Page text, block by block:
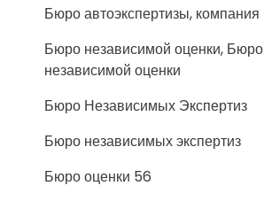
Бюро автоэкспертизы, компания
Бюро независимой оценки, Бюро
независимой оценки
Бюро Независимых Экспертиз
Бюро независимых экспертиз
Бюро оценки 56